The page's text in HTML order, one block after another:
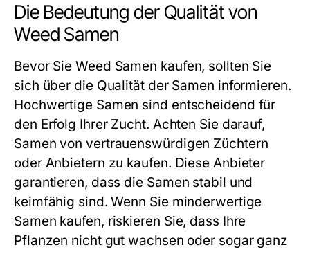
Die Bedeutung der Qualität von
Weed Samen
Bevor Sie Weed Samen kaufen, sollten Sie
sich über die Qualität der Samen informieren.
Hochwertige Samen sind entscheidend für
den Erfolg Ihrer Zucht. Achten Sie darauf,
Samen von vertrauenswürdigen Züchtern
oder Anbietern zu kaufen. Diese Anbieter
garantieren, dass die Samen stabil und
keimfähig sind. Wenn Sie minderwertige
Samen kaufen, riskieren Sie, dass Ihre
Pflanzen nicht gut wachsen oder sogar ganz